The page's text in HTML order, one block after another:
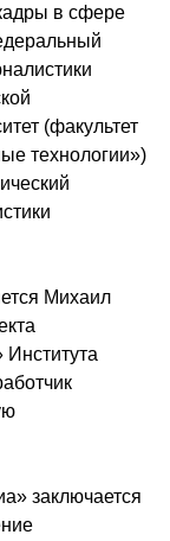
в сфере
(факультет
технологии»)
Михаил
заключается